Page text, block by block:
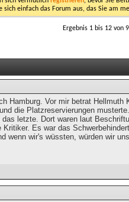
sich einfach das Forum aus, das Sie am
Ergebnis 1 bis 12 von
Hamburg. Vor mir betrat Hellmuth
die Platzreservierungen
letzte. Dort waren laut
Es war das
wenn wir's wüssten, würden wir